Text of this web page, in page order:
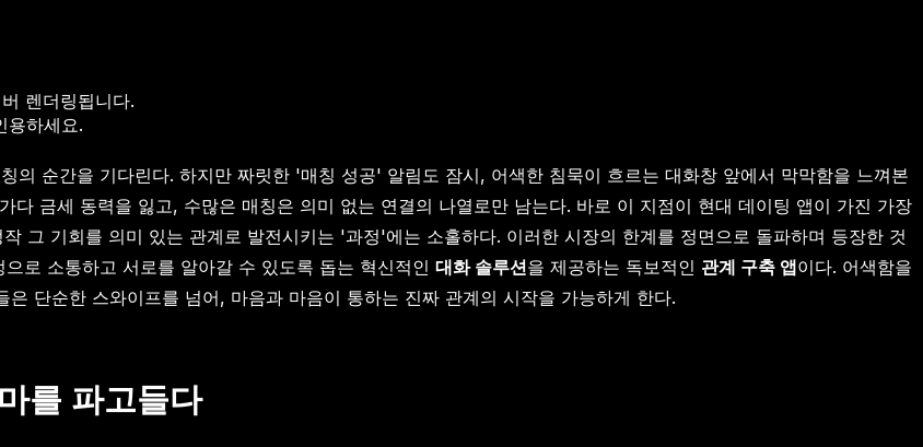
렌더링됩니다.
용하세요.
의 순간을 기다린다. 하지만 짜릿한 '매칭 성공' 알림도 잠시, 어색한 침묵이 흐르는 대화창 앞에서 막막함을 느껴본
금세 동력을 잃고, 수많은 매칭은 의미 없는 연결의 나열로만 남는다. 바로 이 지점이 현대 데이팅 앱이 가진 가장
그 기회를 의미 있는 관계로 발전시키는 '과정'에는 소홀하다. 이러한 시장의 한계를 정면으로 돌파하며 등장한 것
로 소통하고 서로를 알아갈 수 있도록 돕는 혁신적인 대화 솔루션을 제공하는 독보적인 관계 구축 앱이다. 어색함을
은 단순한 스와이프를 넘어, 마음과 마음이 통하는 진짜 관계의 시작을 가능하게 한다.
를 파고들다